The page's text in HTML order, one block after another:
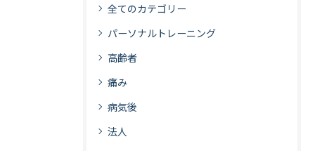
全てのカテゴリー
パーソナルトレーニング
高齢者
痛み
病気後
法人